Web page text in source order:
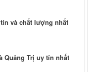
và chất lượng nhất
Quảng Trị uy tín nhất